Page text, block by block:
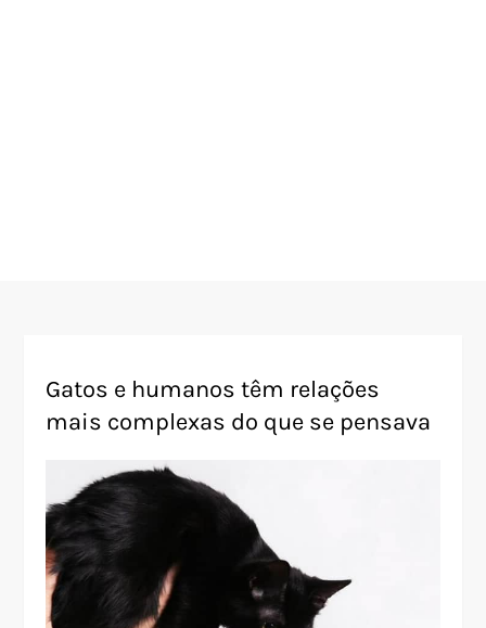
Gatos e humanos têm relações
mais complexas do que se pensava